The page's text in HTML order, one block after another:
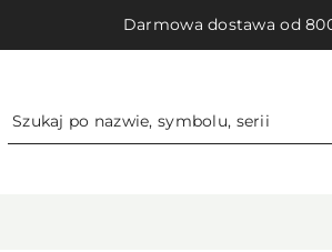
Darmowa dostawa od